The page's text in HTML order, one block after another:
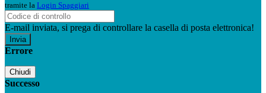
tramite la Login Spaggiari
E-mail inviata, si prega di controllare la casella di posta elettronica!
Errore
Chiudi
Successo